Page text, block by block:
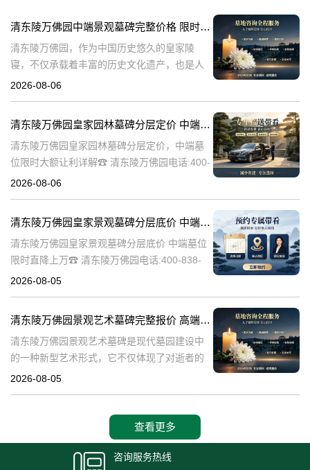
清东陵万佛园中端景观墓碑完整价格 限时减免多年管理费详解
清东陵万佛园，作为中国历史悠久的皇家陵
寝，不仅承载着丰富的历史文化遗产，也是人
们缅怀先人、寄托哀思的重要场所。近年来，
清
2026-08-06
清东陵万佛园皇家园林墓碑分层定价 中端墓位限时大额让利详解
清东陵万佛园皇家园林墓碑分层定价，中端墓
位限时大额让利详解☎ 清东陵万佛园电话:400-
838-5063清东陵万佛园，作为中国历史上著名
2026-08-06
清东陵万佛园皇家景观墓碑分层底价 中端墓位限时直降上万
清东陵万佛园皇家景观墓碑分层底价 中端墓位
限时直降上万☎ 清东陵万佛园电话:400-838-
5063清东陵万佛园，作为中国历史上著名的皇
2026-08-05
清东陵万佛园景观艺术墓碑完整报价 高端墓型大额直降活动详解
清东陵万佛园景观艺术墓碑是现代墓园建设中
的一种新型艺术形式，它不仅体现了对逝者的
尊重和缅怀，更是一种文化艺术的传承。本文
2026-08-05
查看更多
咨询服务热线